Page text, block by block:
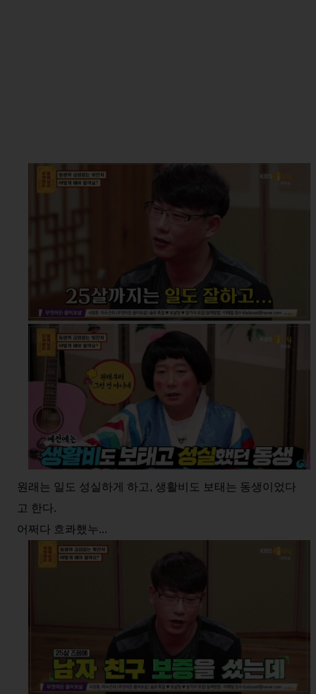
원래는 일도 성실하게 하고, 생활비도 보태는 동생이었다
고 한다.
어쩌다 흐콰했누...